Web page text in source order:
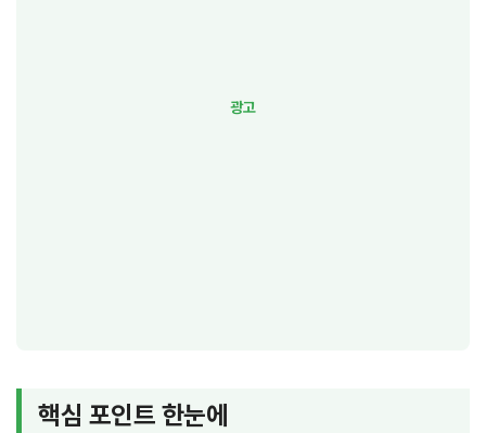
핵심 포인트 한눈에